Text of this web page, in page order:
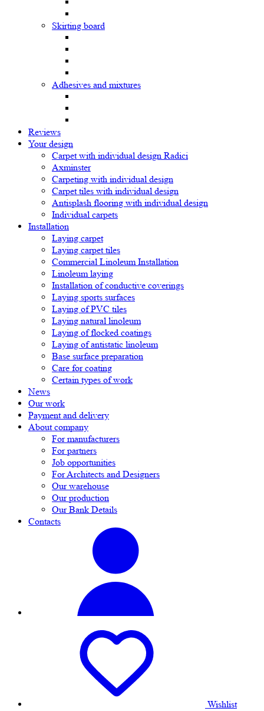
Skirting board
Adhesives and mixtures
Reviews
Your design
Carpet with individual design Radici
Axminster
Carpeting with individual design
Carpet tiles with individual design
Antisplash flooring with individual design
Individual carpets
Installation
Laying carpet
Laying carpet tiles
Commercial Linoleum Installation
Linoleum laying
Installation of conductive coverings
Laying sports surfaces
Laying of PVC tiles
Laying natural linoleum
Laying of flocked coatings
Laying of antistatic linoleum
Base surface preparation
Care for coating
Certain types of work
News
Our work
Payment and delivery
About company
For manufacturers
For partners
Job opportunities
For Architects and Designers
Our warehouse
Our production
Our Bank Details
Contacts
Wishlist